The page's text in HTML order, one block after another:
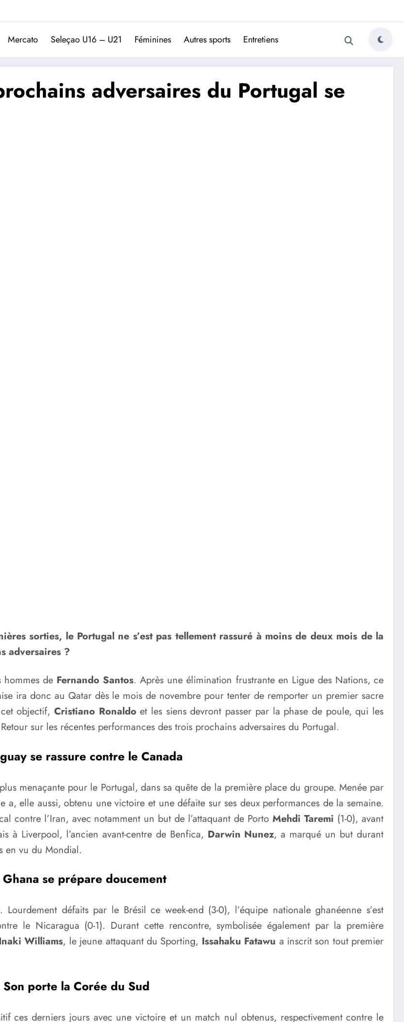
Trivela
L'actualité du football portugais
Mercato Seleçao U16 – U21 Féminines Autres sports Entretiens
adversaires du Portugal se
sorties, le Portugal ne s’est pas tellement rassuré à moins de deux mois de la
adversaires ?
de Fernando Santos. Après une élimination frustrante en Ligue des Nations, ce
ira donc au Qatar dès le mois de novembre pour tenter de remporter un premier sacre
objectif, Cristiano Ronaldo et les siens devront passer par la phase de poule, qui les
sur les récentes performances des trois prochains adversaires du Portugal.
se rassure contre le Canada
menaçante pour le Portugal, dans sa quête de la première place du groupe. Menée par
a, elle aussi, obtenu une victoire et une défaite sur ses deux performances de la semaine.
contre l’Iran, avec notamment un but de l’attaquant de PortoMehdi Taremi (1-0), avant
à Liverpool, l’ancien avant-centre de Benfica, Darwin Nunez, a marqué un but durant
en vu du Mondial.
Ghana se prépare doucement
défaits par le Brésil ce week-end (3-0), l’équipe nationale ghanéenne s’est
le Nicaragua (0-1). Durant cette rencontre, symbolisée également par la première
Williams, le jeune attaquant du Sporting, Issahaku Fatawu a inscrit son tout premier
Son porte la Corée du Sud
ces derniers jours avec une victoire et un match nul obtenus, respectivement contre le